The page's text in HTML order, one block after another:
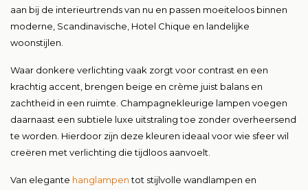
aan bij de interieurtrends van nu en passen moeiteloos binnen
moderne, Scandinavische, Hotel Chique en landelijke
woonstijlen.
Waar donkere verlichting vaak zorgt voor contrast en een
krachtig accent, brengen beige en crème juist balans en
zachtheid in een ruimte. Champagnekleurige lampen voegen
daarnaast een subtiele luxe uitstraling toe zonder overheersend
te worden. Hierdoor zijn deze kleuren ideaal voor wie sfeer wil
creëren met verlichting die tijdloos aanvoelt.
Van elegante hanglampentot stijlvolle wandlampen en